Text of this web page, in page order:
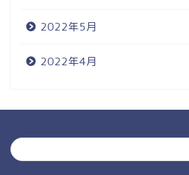
2022年5月
2022年4月